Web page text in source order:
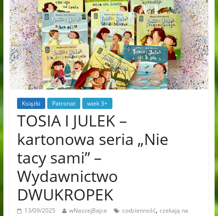
Książki Patronat wiek 3+
TOSIA I JULEK –
kartonowa seria „Nie
tacy sami” –
Wydawnictwo
DWUKROPEK
13/09/2025 wNaszejBajce codzienność, czekają na